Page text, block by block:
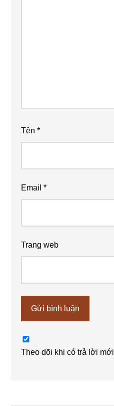
Tên*
Email*
Trang web
Theo dõi khi có trả lời mới